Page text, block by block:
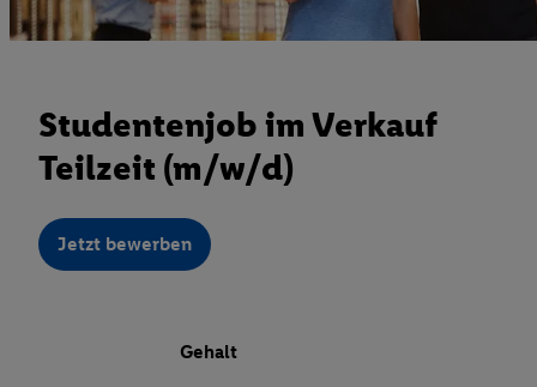
Studentenjob im Verkauf
Teilzeit (m/w/d)
Jetzt bewerben
Gehalt